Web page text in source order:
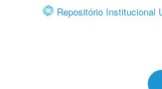
Repositório Institucional